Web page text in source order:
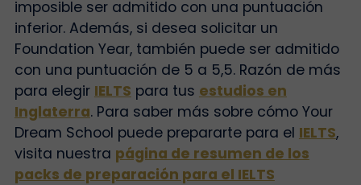
imposible ser admitido con una puntuación
inferior. Además, si desea solicitar un
Foundation Year, también puede ser admitido
con una puntuación de 5 a 5,5. Razón de más
para elegir IELTS para tus estudios en
Inglaterra. Para saber más sobre cómo Your
Dream School puede prepararte para el IELTS,
visita nuestra página de resumen de los
packs de preparación para el IELTS